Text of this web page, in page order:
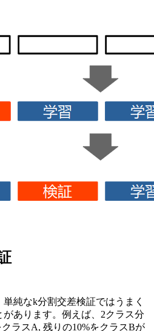
純なk分割交差検証ではうまく
あります。例えば、2クラス分
ラスA, 残りの10%をクラスBが